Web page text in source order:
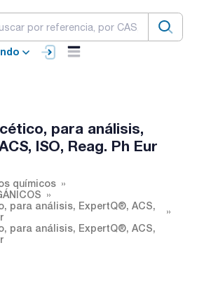
para análisis,
ISO, Reag. Ph Eur
químicos
para análisis, ExpertQ®, ACS,
para análisis, ExpertQ®, ACS,